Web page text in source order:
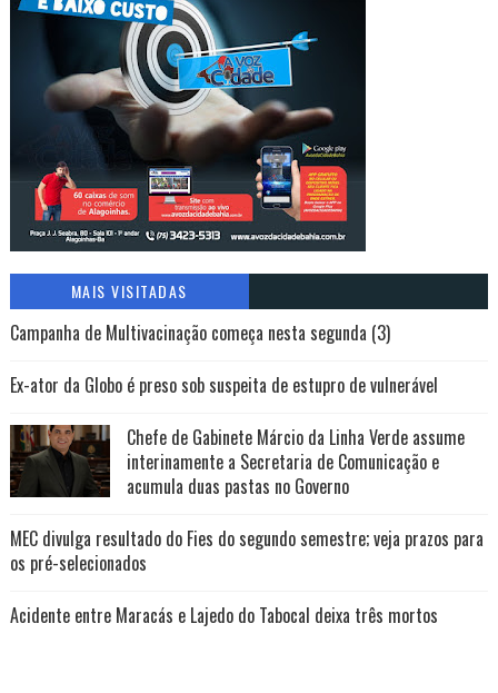
MAIS VISITADAS
Campanha de Multivacinação começa nesta segunda (3)
Ex-ator da Globo é preso sob suspeita de estupro de vulnerável
Chefe de Gabinete Márcio da Linha Verde assume
interinamente a Secretaria de Comunicação e
acumula duas pastas no Governo
MEC divulga resultado do Fies do segundo semestre; veja prazos para
os pré-selecionados
Acidente entre Maracás e Lajedo do Tabocal deixa três mortos